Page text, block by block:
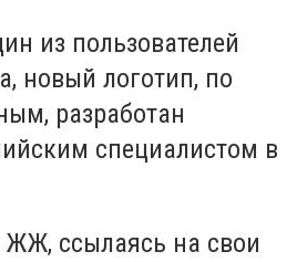
из пользователей
новый логотип, по
разработан
специалистом в
ссылаясь на свои